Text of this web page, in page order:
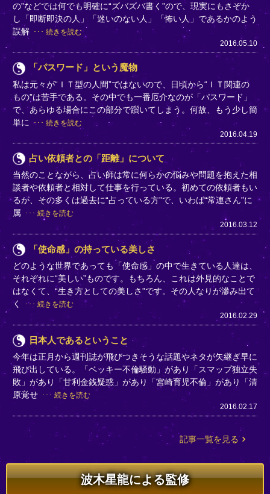
の”などでは何でも明確に“ズバズバ書く”ので、現実にもさぞか
し「即断即決の人」「迷いのない人」「怖い人」であるかのよう
誤解
続きを読む
2016.05.10
「パスワード」という魔物
私は元々が“ＩＴ型の人間”ではないので、日頃から“ＩＴ関連の
もの”は苦手である。その中でも一番厄介なのが「パスワード」
で、あらゆる場合にこの部分で躓いてしまう。何故、もう少し簡
単に
続きを読む
2016.04.19
占い依頼者との「距離」について
当然のことながら、占い師は常に何らかの悩みや問題を抱えた相
談者や依頼者と相対して仕事を行っている。初めての依頼者もい
るが、その多くは過去に“占っている方”で、いわば“常連さん”に
属
続きを読む
2016.03.12
「使命感」の持っている美しさ
どのような世界であっても「使命感」の中で生きている人達は、
それぞれに“美しい”ものです。もちろん、これは外見的なことで
はなくて、“生き方としての美しさ”です。その人なりが滲み出て
く
続きを読む
2016.02.29
日本人であるということ
今年は正月から週刊誌が飛びつきそうな話題やネタが矢継ぎ早に
飛び出している。「ベッキー不倫騒動」があり「スマップ独立失
敗」があり「甘利金銭疑惑」があり「宮崎育児不倫」があり「清
原覚せ
続きを読む
2016.02.17
記事一覧を見る
波木星龍による監修